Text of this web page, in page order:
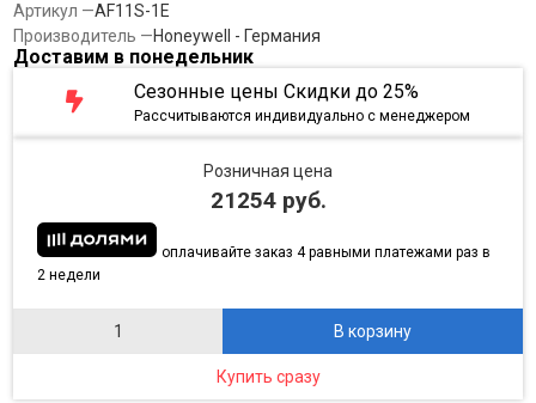
Артикул
AF11S-1E
Производитель
Honeywell - Германия
Доставим в понедельник
Сезонные цены Скидки до 25%
Рассчитываются индивидуально с менеджером
Розничная цена
21254 руб.
оплачивайте заказ 4 равными платежами раз в
2 недели
В корзину
Купить сразу